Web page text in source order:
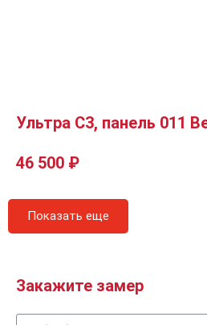
Ультра C3, панель 011
46 500 ₽
Показать еще
Закажите замер